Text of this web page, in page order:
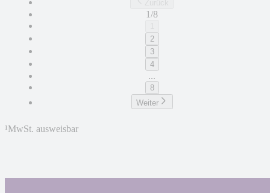
1/8
2
3
4
...
8
Weiter
¹MwSt. ausweisbar